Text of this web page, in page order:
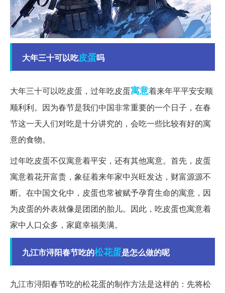
大年三十可以吃皮蛋吗
大年三十可以吃皮蛋，过年吃皮蛋寓意着来年平平安安顺
顺利利。因为春节是我们中国非常重要的一个日子，在春
节这一天人们对吃是十分讲究的，会吃一些比较有好的寓
意的食物。
过年吃皮蛋不仅寓意着平安，还有其他寓意。首先，皮蛋
寓意着花开富贵，象征着来年家中兴旺发达，财富源源不
断。在中国文化中，皮蛋也常被赋予孕育生命的寓意，因
为皮蛋的外表就像是团团的胎儿。因此，吃皮蛋也寓意着
家中人口众多，家庭幸福美满。
九江市浔阳春节吃的松花蛋是怎么做的呢
九江市浔阳春节吃的松花蛋的制作方法是这样的：先将松